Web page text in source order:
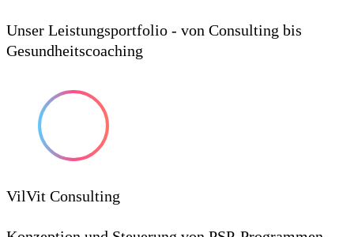
Unser Leistungsportfolio - von Consulting bis
Gesundheitscoaching
VilVit Consulting